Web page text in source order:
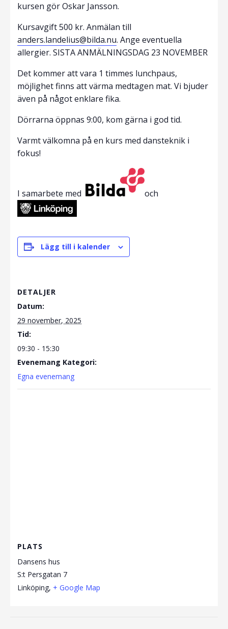
kursen gör Oskar Jansson.
Kursavgift 500 kr. Anmälan till
anders.landelius@bilda.nu. Ange eventuella
allergier. SISTA ANMÄLNINGSDAG 23 NOVEMBER
Det kommer att vara 1 timmes lunchpaus,
möjlighet finns att värma medtagen mat. Vi bjuder
även på något enklare fika.
Dörrarna öppnas 9:00, kom gärna i god tid.
Varmt välkomna på en kurs med dansteknik i
fokus!
I samarbete med och
Lägg till i kalender
DETALJER
Datum:
29 november, 2025
Tid:
09:30 - 15:30
Evenemang Kategori:
Egna evenemang
PLATS
Dansens hus
S:t Persgatan 7
Linköping, + Google Map